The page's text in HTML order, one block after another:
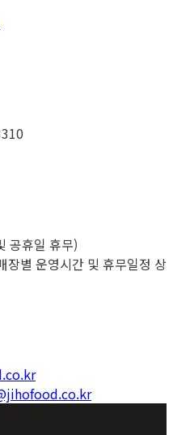
공휴일 휴무)
별 운영시간 및 휴무일정 상